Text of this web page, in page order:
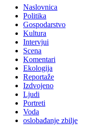
Naslovnica
Politika
Gospodarstvo
Kultura
Intervjui
Scena
Komentari
Ekologija
Reportaže
Izdvojeno
Ljudi
Portreti
Voda
oslobađanje zbilje